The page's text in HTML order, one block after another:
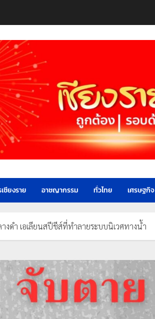
ชียงราย อาชญากรรม ทั่วไทย เศรษฐกิจ
งดำ เอเลียนสปีชีส์ที่ทำลายระบบนิเวศทางน้ำ